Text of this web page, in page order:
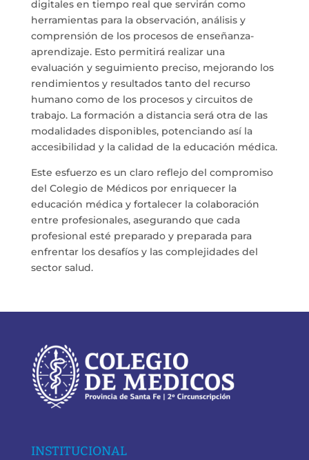
digitales en tiempo real que servirán como
herramientas para la observación, análisis y
comprensión de los procesos de enseñanza-
aprendizaje. Esto permitirá realizar una
evaluación y seguimiento preciso, mejorando los
rendimientos y resultados tanto del recurso
humano como de los procesos y circuitos de
trabajo. La formación a distancia será otra de las
modalidades disponibles, potenciando así la
accesibilidad y la calidad de la educación médica.
Este esfuerzo es un claro reflejo del compromiso
del Colegio de Médicos por enriquecer la
educación médica y fortalecer la colaboración
entre profesionales, asegurando que cada
profesional esté preparado y preparada para
enfrentar los desafíos y las complejidades del
sector salud.
INSTITUCIONAL